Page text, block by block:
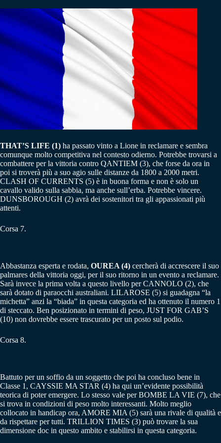
THAT’S LIFE (1) ha passato vinto a Lione in reclamare e sembra
comunque molto competitiva nel contesto odierno. Potrebbe trovarsi a
combattere per la vittoria contro QANTIEM (3), che forse da ora in
poi si troverà più a suo agio sulle distanze da 1800 a 2000 metri.
CLASH OF CURRENTS (5) è in buona forma e non è solo un
cavallo valido sulla sabbia, ma anche sull’erba. Potrebbe vincere.
DUNSBOROUGH (2) avrà dei sostenitori tra gli appassionati più
attenti.
Corsa 7.
Abbastanza esperta e rodata, OUREA (4) cercherà di accrescere il suo
palmares della vittoria oggi, per il suo ritorno in un evento a reclamare.
Sarà invece la prima volta a questo livello per CANNOLO (2), che
sarà dotato di paraocchi australiani. LILAROSE (5) si guadagna “la
michetta” anzi la “biada” in questa categoria ed ha ottenuto il numero 1
di steccato. Ben posizionato in termini di peso, JUST FOR GAB’S
(10) non dovrebbe essere trascurato per un posto sul podio.
Corsa 8.
Battuto per un soffio da un soggetto che poi ha concluso bene in
Classe 1, CAYSSIE MA STAR (4) ha qui un’evidente possibilità
teorica di poter emergere. Lo stesso vale per BOMBE LA VIE (7), che
si trova in condizioni di peso molto interessanti. Molto meglio
collocato in handicap ora, AMORE MIA (5) sarà una rivale di qualità e
da rispettare per tutti. TRILLION TIMES (3) può trovare la sua
dimensione doc in questo ambito e stabilirsi in questa categoria.